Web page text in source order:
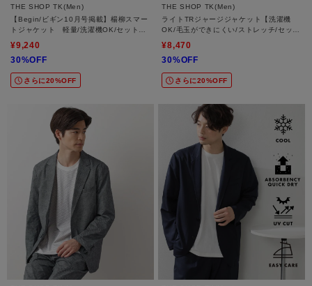
THE SHOP TK(Men)
【Begin/ビギン10月号掲載】楊柳スマー
トジャケット 軽量/洗濯機OK/セットア
¥9,240
30%OFF
さらに20%OFF
THE SHOP TK(Men)
ライトTRジャージジャケット【洗濯機
OK/毛玉ができにくい/ストレッチ/セット
¥8,470
30%OFF
さらに20%OFF